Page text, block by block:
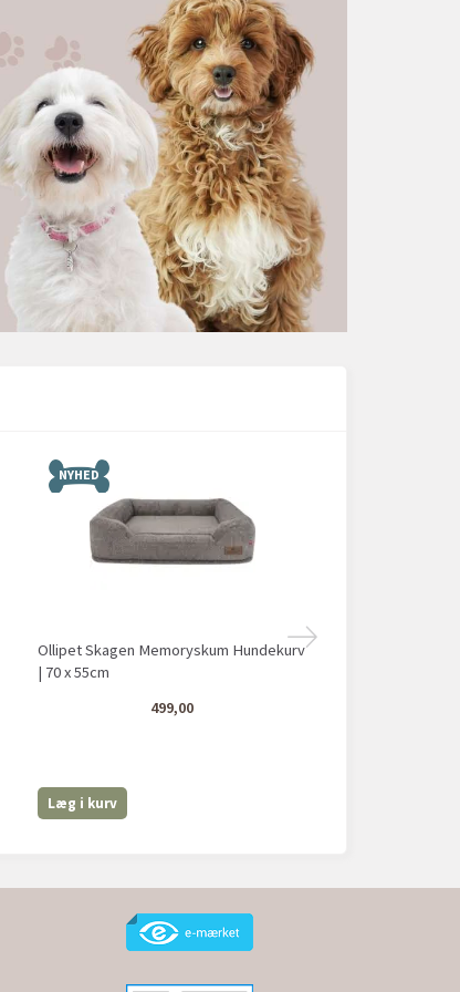
NYHED
Ollipet Skagen Memoryskum Hundekurv
| 70 x 55cm
499,00
Læg i kurv